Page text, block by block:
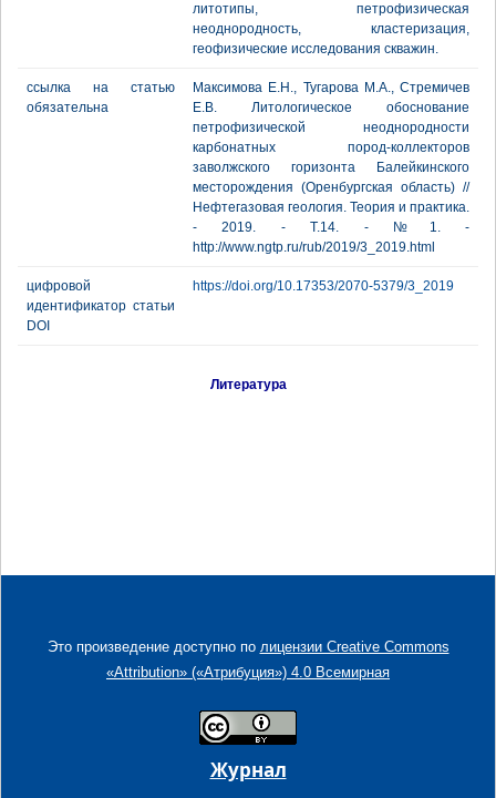
литотипы, петрофизическая
неоднородность, кластеризация,
геофизические исследования скважин.
ссылка на статью
обязательна
Максимова Е.Н., Тугарова М.А., Стремичев
Е.В. Литологическое обоснование
петрофизической неоднородности
карбонатных пород-коллекторов
заволжского горизонта Балейкинского
месторождения (Оренбургская область) //
Нефтегазовая геология. Теория и практика.
- 2019. - Т.14. - №1. -
http://www.ngtp.ru/rub/2019/3_2019.html
цифровой
идентификатор статьи
DOI
https://doi.org/10.17353/2070-5379/3_2019
Литература
Это произведение доступно по лицензии Creative Commons
«Attribution» («Атрибуция») 4.0 Всемирная
Журнал